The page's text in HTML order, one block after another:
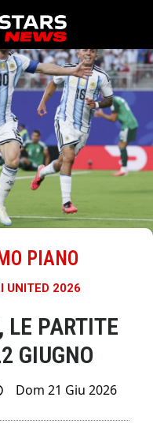
PIANO
UNITED 2026
LE PARTITE
GIUGNO
Dom 21 Giu 2026